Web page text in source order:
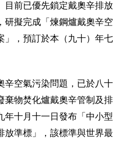
目前已優先鎖定戴奧辛排放
研擬完成「煉鋼爐戴奧辛空
」，預訂於本（九十）年七
辛空氣污染問題，已於八十
棄物焚化爐戴奧辛管制及排
年十月十一日發布「中小型
放準標」，該標準與世界最